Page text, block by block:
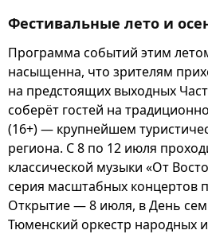
Фестивальные лето и
Программа событий этим
насыщенна, что зрителям
на предстоящих выходных
соберёт гостей на
(16+) — крупнейшем
региона. С 8 по 12 июля
классической музыки «От
серия масштабных концертов
Открытие — 8 июля, в День
Тюменский оркестр народных